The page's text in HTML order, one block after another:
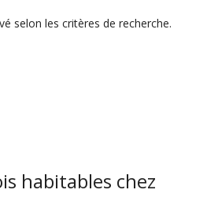
selon les critères de recherche.
habitables chez